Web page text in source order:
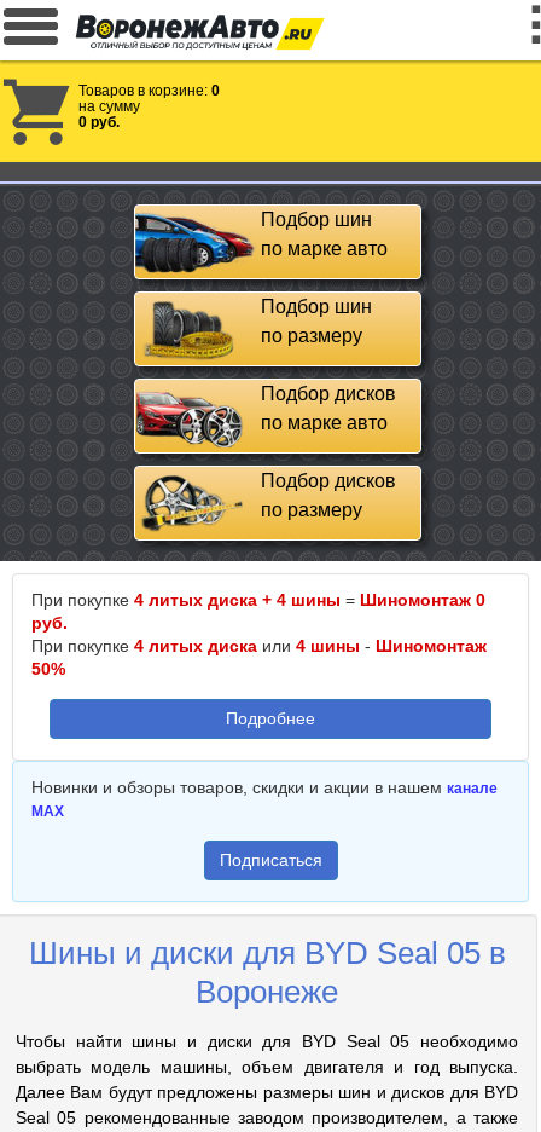
Товаров в корзине: 0
на сумму
0 руб.
Подбор шин
по марке авто
Подбор шин
по размеру
Подбор дисков
по марке авто
Подбор дисков
по размеру
При покупке 4 литых диска + 4 шины = Шиномонтаж 0
руб.
При покупке 4 литых диска или 4 шины - Шиномонтаж
50%
Подробнее
Новинки и обзоры товаров, скидки и акции в нашем канале
MAX
Подписаться
Шины и диски для BYD Seal 05 в
Воронеже
Чтобы найти шины и диски для BYD Seal 05 необходимо
выбрать модель машины, объем двигателя и год выпуска.
Далее Вам будут предложены размеры шин и дисков для BYD
Seal 05 рекомендованные заводом производителем, а также